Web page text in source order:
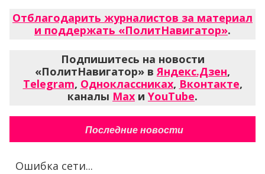
Отблагодарить журналистов за материал
и поддержать «ПолитНавигатор».
Подпишитесь на новости
«ПолитНавигатор» вЯндекс.Дзен,
Telegram, Одноклассниках, Вконтакте,
каналы Max и YouTube.
Последние новости
Ошибка сети...